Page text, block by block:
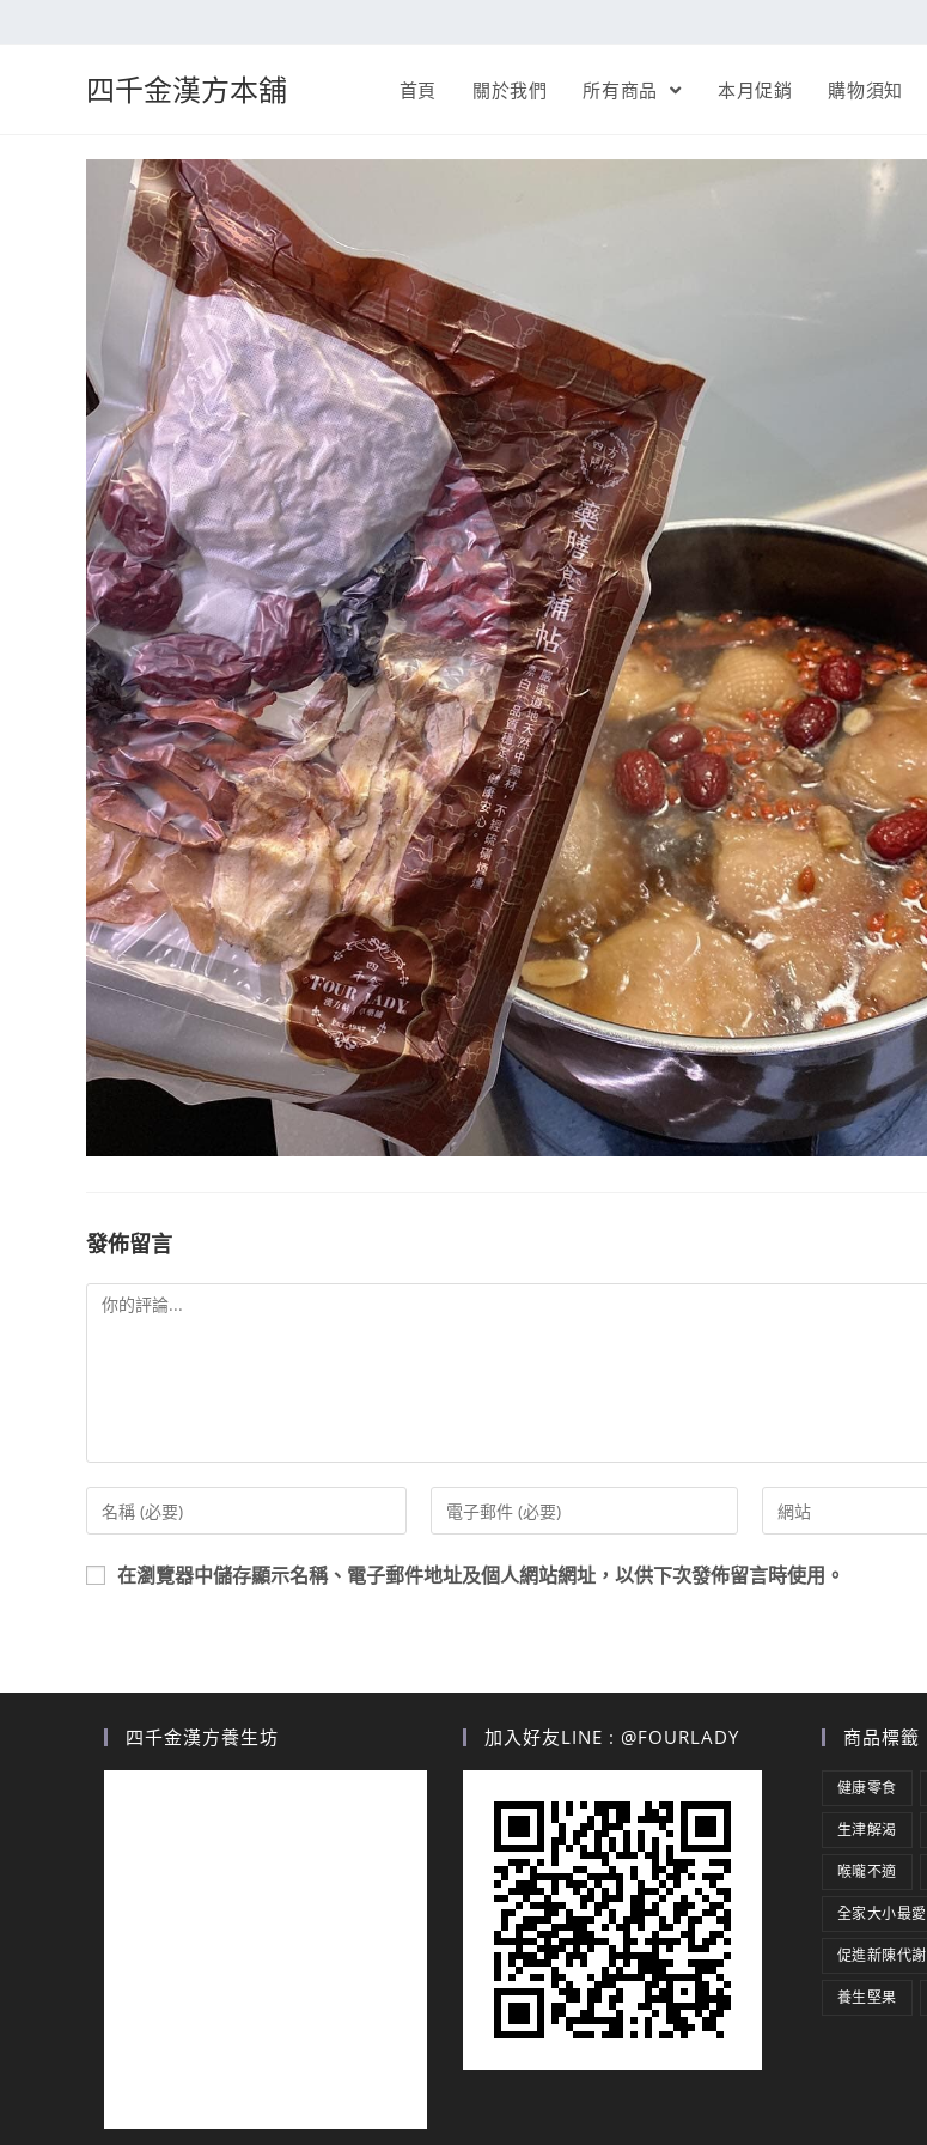
四千金漢方本舖 首頁 關於我們 所有商品 本月促銷 購物須知
發佈留言
在瀏覽器中儲存顯示名稱、電子郵件地址及個人網站網址，以供下次發佈留言時使用。
四千金漢方養生坊 加入好友LINE : @FOURLADY 商品標籤
健康零食
生津解渴
喉嚨不適
全家大小最愛
促進新陳代謝
養生堅果